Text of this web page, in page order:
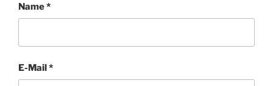
Name*
E-Mail*